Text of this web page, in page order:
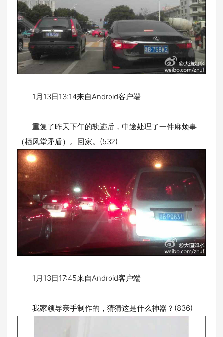
1月13日13:14来自Android客户端
重复了昨天下午的轨迹后，中途处理了一件麻烦事
（栖凤堂矛盾）。回家。(532)
1月13日17:45来自Android客户端
我家领导亲手制作的，猜猜这是什么神器？(836)